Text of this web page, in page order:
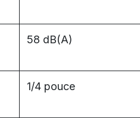
58 dB(A)
1/4 pouce